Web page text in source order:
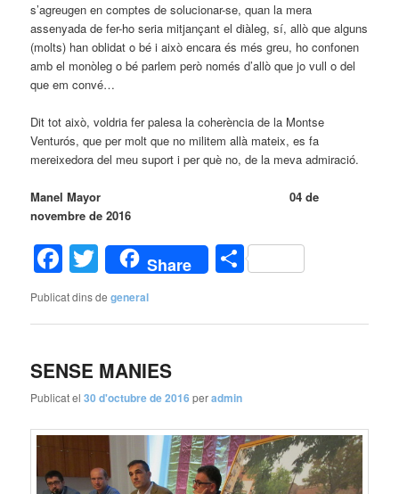
s’agreugen en comptes de solucionar-se, quan la mera
assenyada de fer-ho seria mitjançant el diàleg, sí, allò que alguns
(molts) han oblidat o bé i això encara és més greu, ho confonen
amb el monòleg o bé parlem però només d’allò que jo vull o del
que em convé…
Dit tot això, voldria fer palesa la coherència de la Montse
Venturós, que per molt que no militem allà mateix, es fa
mereixedora del meu suport i per què no, de la meva admiració.
Manel Mayor 04 de
novembre de 2016
Facebook
Twitter
Share Comparteix
Publicat dins de general
SENSE MANIES
Publicat el30 d'octubre de 2016 peradmin